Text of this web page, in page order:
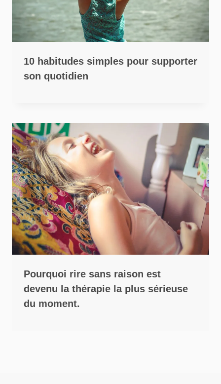
10 habitudes simples pour supporter
son quotidien
Pourquoi rire sans raison est
devenu la thérapie la plus sérieuse
du moment.